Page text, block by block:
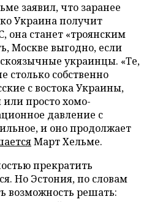
заявил, что заранее
Украина получит
она станет «троянским
Москве выгодно, если
украинцы. «Те,
столько собственно
с востока Украины,
просто хомо-
давление с
и оно продолжает
Март Хельме.
прекратить
Но Эстония, по словам
возможность решать: